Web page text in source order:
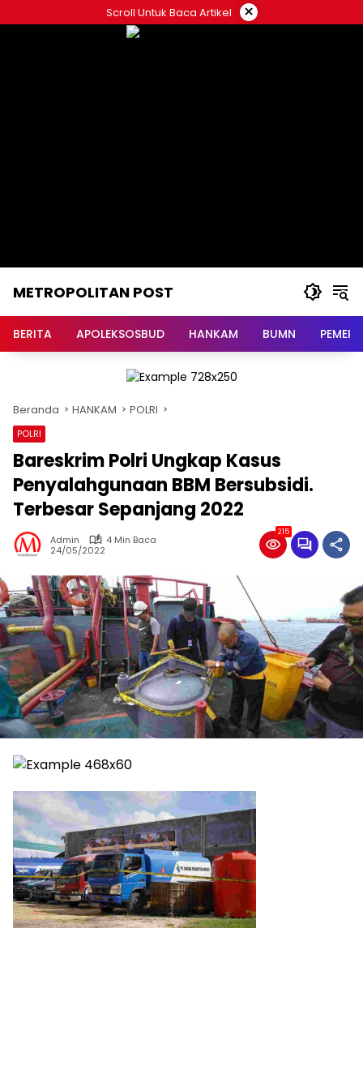
ke
Scroll Untuk Baca Artikel ×
METROPOLITAN POST
BERITA APOLEKSOSBUD HANKAM BUMN
Beranda HANKAM POLRI
POLRI
Bareskrim Polri Ungkap Kasus
Penyalahgunaan BBM Bersubsidi.
Terbesar Sepanjang 2022
Admin
4 Min Baca
24/05/2022
215